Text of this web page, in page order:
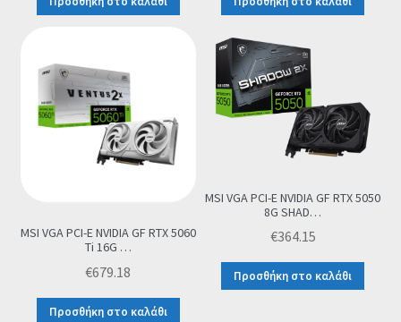
MSI VGA PCI-E NVIDIA GF RTX 5060
Ti 16G …
€679.18
Προσθήκη στο καλάθι
MSI VGA PCI-E NVIDIA GF RTX 5050
8G SHAD…
€364.15
Προσθήκη στο καλάθι